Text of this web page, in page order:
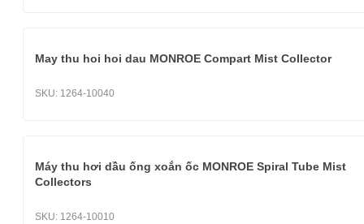
May thu hoi hoi dau MONROE Compart Mist Collector
SKU: 1264-10040
Máy thu hơi dầu ống xoắn ốc MONROE Spiral Tube Mist
Collectors
SKU: 1264-10010